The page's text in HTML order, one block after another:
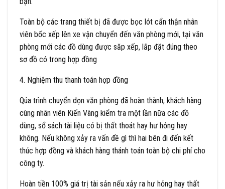
Toàn bộ các trang thiết bị đã được bọc lót cẩn thận nhân
viên bốc xếp lên xe vận chuyển đến văn phòng mới, tại văn
phòng mới các đồ dùng được săp xếp, lắp đặt đúng theo
sơ đồ có trong hợp đồng
4. Nghiệm thu thanh toán hợp đồng
Qúa trình chuyển dọn văn phòng đã hoàn thành, khách hàng
cùng nhân viên Kiến Vàng kiểm tra một lần nữa các đồ
dùng, sổ sách tài liệu có bị thất thoát hay hư hỏng hay
không. Nếu không xảy ra vấn đề gì thì hai bên đi đến kết
thúc hợp đồng và khách hàng thánh toán toàn bộ chi phí cho
công ty.
Hoàn tiền 100% giá trị tài sản nếu xảy ra hư hỏng hay thất